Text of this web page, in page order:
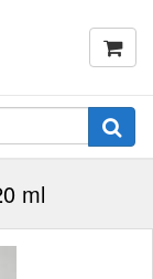
ml